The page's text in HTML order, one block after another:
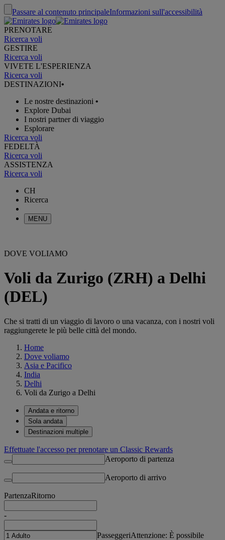
Passare al contenuto principaleInformazioni sull'accessibilità
PRENOTARE
Ricerca voli
GESTIRE
Ricerca voli
VIVETE L'ESPERIENZA
Ricerca voli
DESTINAZIONI•
Le nostre destinazioni •
Explore Dubai
I nostri partner di viaggio
Esplorare
Ricerca voli
FEDELTÀ
Ricerca voli
ASSISTENZA
Ricerca voli
CH
Ricerca
MENU
DOVE VOLIAMO
Voli da Zurigo (ZRH) a Delhi
(DEL)
Che si tratti di un viaggio di lavoro o una vacanza, con i nostri voli
raggiungerete le più belle città del mondo.
Home
Dove voliamo
Asia e Pacifico
India
Delhi
Voli da Zurigo a Delhi
Andata e ritorno
Sola andata
Destinazioni multiple
Effettuate l'accesso per prenotare un Classic Rewards
Aeroporto di partenza
Aeroporto di arrivo
PartenzaRitorno
-
PasseggeriAttenzione: È possibile